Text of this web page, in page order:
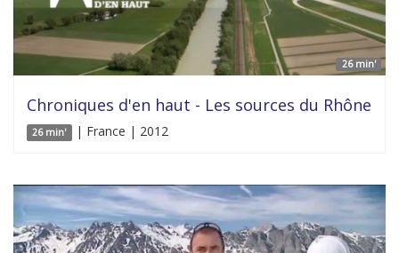
26 min'
Chroniques d'en haut - Les sources du Rhône
26 min' | France | 2012